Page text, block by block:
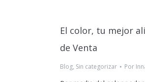
El color, tu mejor
de Venta
Blog, Sin categorizar Por